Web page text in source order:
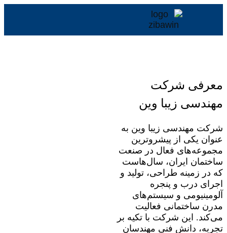
معرفی شرکت
مهندسی زیبا وین
شرکت مهندسی زیبا وین به
عنوان یکی از پیشروترین
مجموعه‌های فعال در صنعت
ساختمان ایران، سال‌هاست
که در زمینه طراحی، تولید و
اجرای درب و پنجره
آلومینیومی و سیستم‌های
مدرن ساختمانی فعالیت
می‌کند. این شرکت با تکیه بر
تجربه، دانش فنی مهندسان